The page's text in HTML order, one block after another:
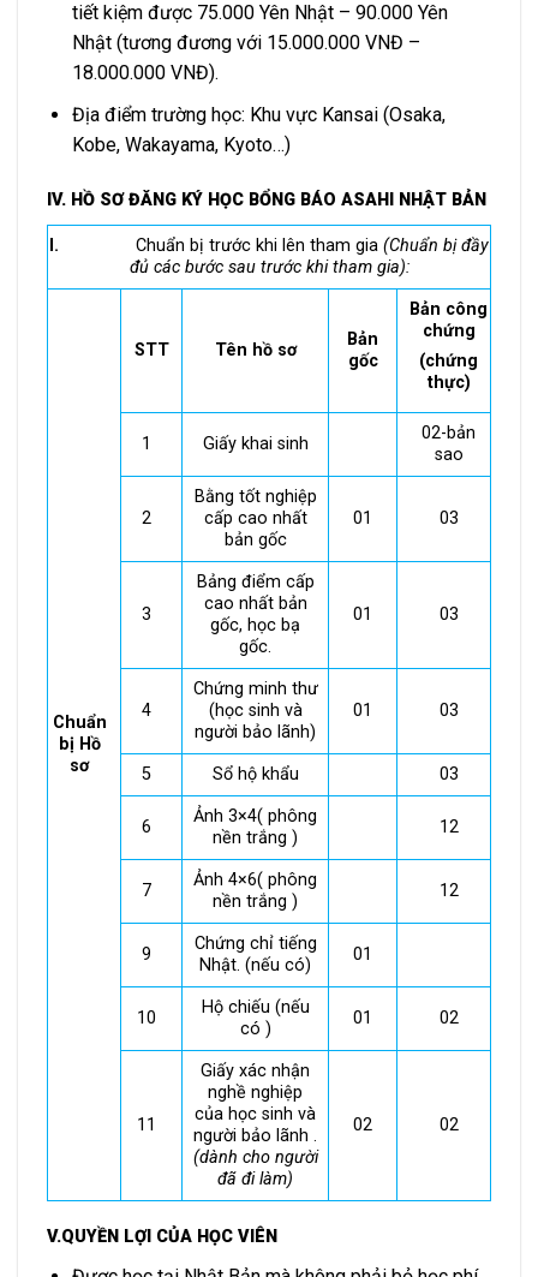
tiết kiệm được 75.000 Yên Nhật – 90.000 Yên
Nhật (tương đương với 15.000.000 VNĐ –
18.000.000 VNĐ).
Địa điểm trường học: Khu vực Kansai (Osaka,
Kobe, Wakayama, Kyoto…)
IV. HỒ SƠ ĐĂNG KÝ HỌC BỔNG BÁO ASAHI NHẬT BẢN
I. Chuẩn bị trước khi lên tham gia (Chuẩn bị đầy
đủ các bước sau trước khi tham gia):
Chuẩn
bị Hồ
sơ
STT Tên hồ sơ
Bản
gốc
Bản công
chứng
(chứng
thực)
1 Giấy khai sinh
02-bản
sao
2
Bằng tốt nghiệp
cấp cao nhất
bản gốc
01 03
3
Bảng điểm cấp
cao nhất bản
gốc, học bạ
gốc.
01 03
4
Chứng minh thư
(học sinh và
người bảo lãnh)
01 03
5 Sổ hộ khẩu 03
6
Ảnh 3×4( phông
nền trắng )
12
7
Ảnh 4×6( phông
nền trắng )
12
9
Chứng chỉ tiếng
Nhật. (nếu có)
01
10
Hộ chiếu (nếu
có )
01 02
11
Giấy xác nhận
nghề nghiệp
của học sinh và
người bảo lãnh .
(dành cho người
đã đi làm)
02 02
V.QUYỀN LỢI CỦA HỌC VIÊN